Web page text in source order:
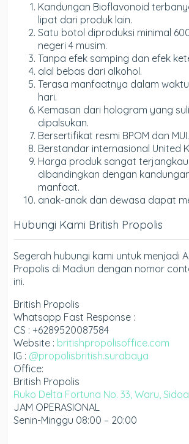
Kandungan Bioflavonoid
lipat dari produk lain.
Satu botol diproduksi minimal
negeri 4 musim.
Tanpa efek samping dan efek
alal bebas dari alkohol.
Terasa manfaatnya dalam
hari.
Kemasan dari hologram yang
dipalsukan.
Bersertifikat resmi BPOM dan MUI.
Berstandar internasional United
Harga produk sangat
dibandingkan dengan
manfaat.
anak-anak dan dewasa dapat
Hubungi Kami British Propolis
Segerah hubungi kami untuk menjadi
Propolis di Madiun dengan nomor
ini.
British Propolis
Whatsapp Fast Response :
CS : +6289520087584
Website : britishpropolisoffice.com
IG : @propolisbritish.surabaya
Office:
British Propolis
Ruko Delta Fortuna No. 33, Waru,
JAM OPERASIONAL
Senin-Minggu 08:00 – 20:00